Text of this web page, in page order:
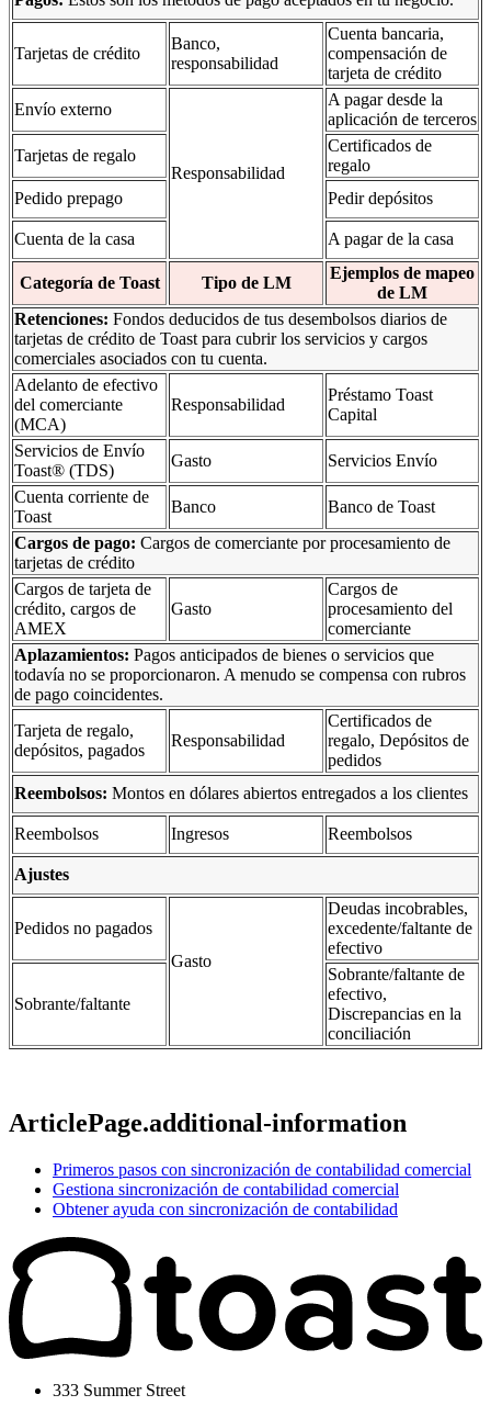
Tarjetas de crédito
Banco,
responsabilidad
Cuenta bancaria,
compensación de
tarjeta de crédito
Envío externo
Responsabilidad
A pagar desde la
aplicación de terceros
Tarjetas de regalo
Certificados de
regalo
Pedido prepago
Pedir depósitos
Cuenta de la casa A pagar de la casa
Categoría de Toast Tipo de LM
Ejemplos de mapeo
de LM
Retenciones: Fondos deducidos de tus desembolsos diarios de
tarjetas de crédito de Toast para cubrir los servicios y cargos
comerciales asociados con tu cuenta.
Adelanto de efectivo
del comerciante
(MCA)
Responsabilidad
Préstamo Toast
Capital
Servicios de Envío
Toast® (TDS)
Gasto
Servicios Envío
Cuenta corriente de
Toast
Banco
Banco de Toast
Cargos de pago: Cargos de comerciante por procesamiento de
tarjetas de crédito
Cargos de tarjeta de
crédito, cargos de
AMEX
Gasto
Cargos de
procesamiento del
comerciante
Aplazamientos: Pagos anticipados de bienes o servicios que
todavía no se proporcionaron. A menudo se compensa con rubros
de pago coincidentes.
Tarjeta de regalo,
depósitos, pagados
Responsabilidad
Certificados de
regalo, Depósitos de
pedidos
Reembolsos: Montos en dólares abiertos entregados a los clientes
Reembolsos Ingresos Reembolsos
Ajustes
Pedidos no pagados
Gasto
Deudas incobrables,
excedente/faltante de
efectivo
Sobrante/faltante
Sobrante/faltante de
efectivo,
Discrepancias en la
conciliación
ArticlePage.additional-information
Primeros pasos con sincronización de contabilidad comercial
Gestiona sincronización de contabilidad comercial
Obtener ayuda con sincronización de contabilidad
333 Summer Street